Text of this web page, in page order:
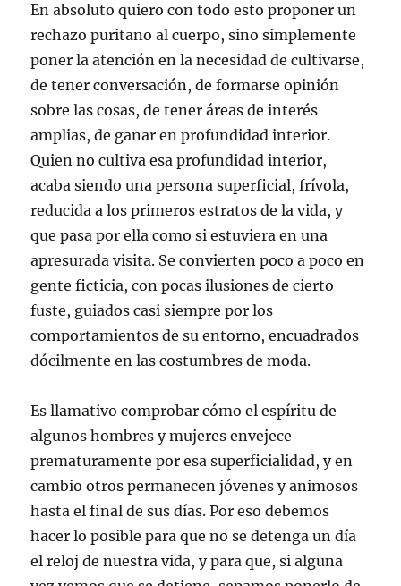
En absoluto quiero con todo esto proponer un
rechazo puritano al cuerpo, sino simplemente
poner la atención en la necesidad de cultivarse,
de tener conversación, de formarse opinión
sobre las cosas, de tener áreas de interés
amplias, de ganar en profundidad interior.
Quien no cultiva esa profundidad interior,
acaba siendo una persona superficial, frívola,
reducida a los primeros estratos de la vida, y
que pasa por ella como si estuviera en una
apresurada visita. Se convierten poco a poco en
gente ficticia, con pocas ilusiones de cierto
fuste, guiados casi siempre por los
comportamientos de su entorno, encuadrados
dócilmente en las costumbres de moda.
Es llamativo comprobar cómo el espíritu de
algunos hombres y mujeres envejece
prematuramente por esa superficialidad, y en
cambio otros permanecen jóvenes y animosos
hasta el final de sus días. Por eso debemos
hacer lo posible para que no se detenga un día
el reloj de nuestra vida, y para que, si alguna